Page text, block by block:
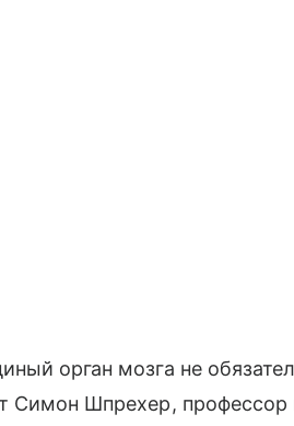
орган мозга не
Симон Шпрехер, профессор